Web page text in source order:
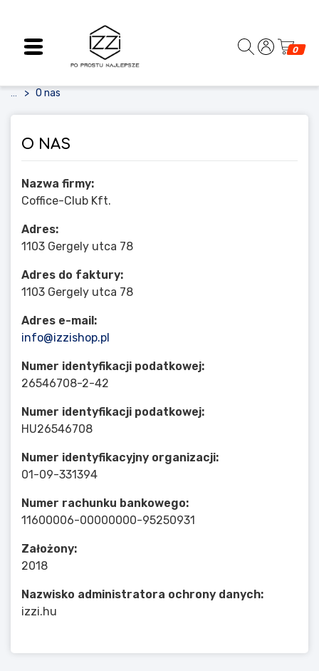
0
O nas
O NAS
Nazwa firmy:
Coffice-Club Kft.
Adres:
1103 Gergely utca 78
Adres do faktury:
1103 Gergely utca 78
Adres e-mail:
info@izzishop.pl
Numer identyfikacji podatkowej:
26546708-2-42
Numer identyfikacji podatkowej:
HU26546708
Numer identyfikacyjny organizacji:
01-09-331394
Numer rachunku bankowego:
11600006-00000000-95250931
Założony:
2018
Nazwisko administratora ochrony danych:
izzi.hu